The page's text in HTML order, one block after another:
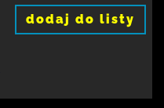
dodaj do listy